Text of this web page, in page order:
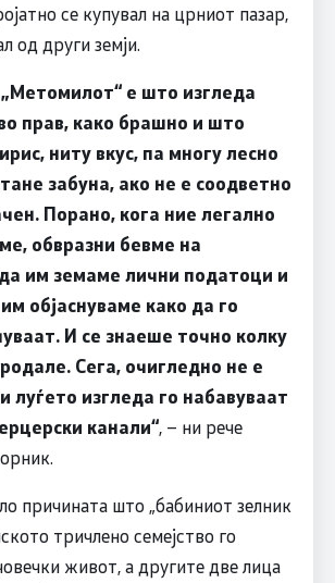
се купувал на црниот пазар,
од други земји.
е што изгледа
прав, како брашно и што
ниту вкус, па многу лесно
забуна, ако не е соодветно
Порано, кога ние легално
обвразни бевме на
им земаме лични податоци и
објаснуваме како да го
И се знаеше точно колку
Сега, очигледно не е
луѓето изгледа го набавуваат
канали“, – ни рече
причината што „бабиниот зелник
тричлено семејство го
живот, а другите две лица